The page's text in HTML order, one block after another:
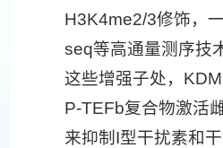
H3K4me2/3修饰，
seq等高通量测序技
这些增强子处，
P-TEFb复合物激活
来抑制I型干扰素和